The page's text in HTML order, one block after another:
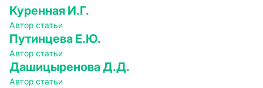
Куренная И.Г.
Автор статьи
Путинцева Е.Ю.
Автор статьи
Дашицыренова Д.Д.
Автор статьи